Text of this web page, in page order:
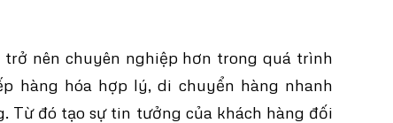
nên chuyên nghiệp hơn trong quá trình
hàng hóa hợp lý, di chuyển hàng nhanh
Từ đó tạo sự tin tưởng của khách hàng đối